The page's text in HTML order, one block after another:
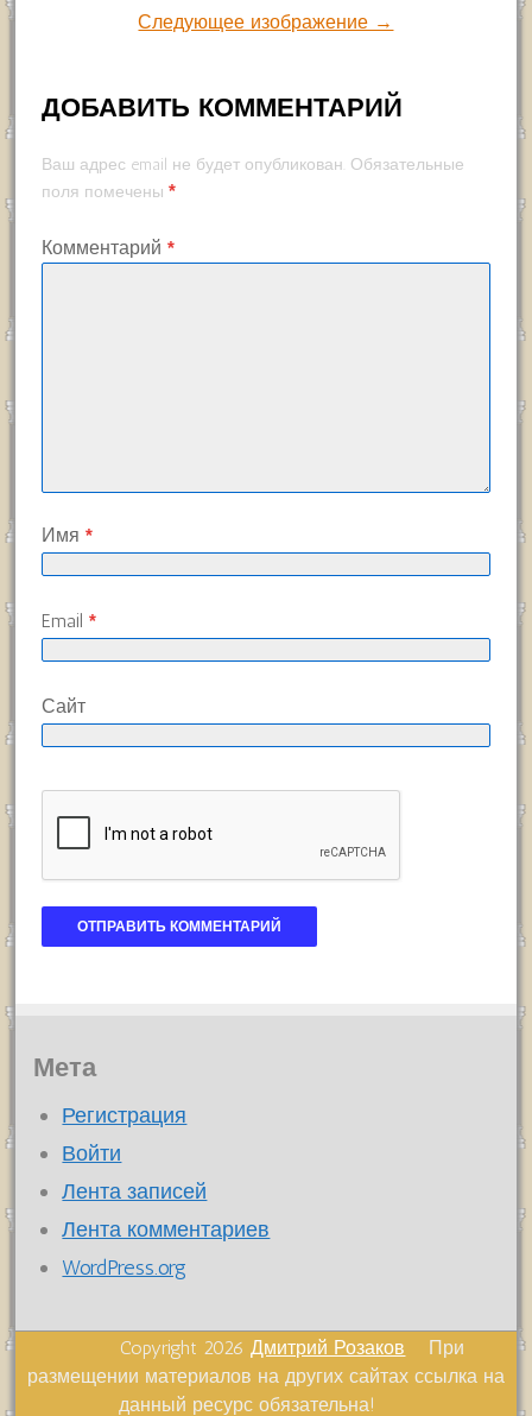
Следующее изображение →
ДОБАВИТЬ КОММЕНТАРИЙ
Ваш адрес email не будет опубликован. Обязательные
поля помечены *
Комментарий *
Имя *
Email *
Сайт
Мета
Регистрация
Войти
Лента записей
Лента комментариев
WordPress.org
Copyright 2026Дмитрий Розаков При
размещении материалов на других сайтах ссылка на
данный ресурс обязательна!